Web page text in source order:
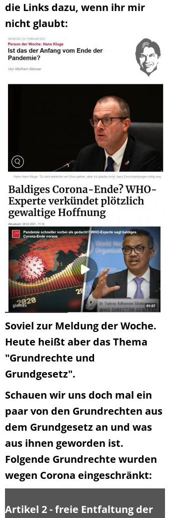
die Links dazu, wenn ihr mir
nicht glaubt:
Soviel zur Meldung der Woche.
Heute heißt aber das Thema
"Grundrechte und
Grundgesetz".
Schauen wir uns doch mal ein
paar von den Grundrechten aus
dem Grundgesetz an und was
aus ihnen geworden ist.
Folgende Grundrechte wurden
wegen Corona eingeschränkt:
Artikel 2 - freie Entfaltung der